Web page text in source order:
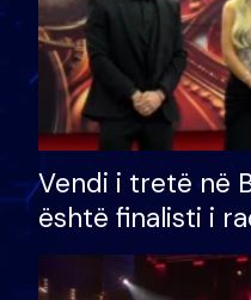
Vendi i tretë në
është finalisti i